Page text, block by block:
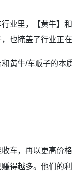
里，【黄牛】和
也掩盖了行业正
牛/车贩子的本
车，再以更高价
得越多。他们的